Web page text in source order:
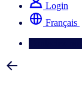
Login
Français